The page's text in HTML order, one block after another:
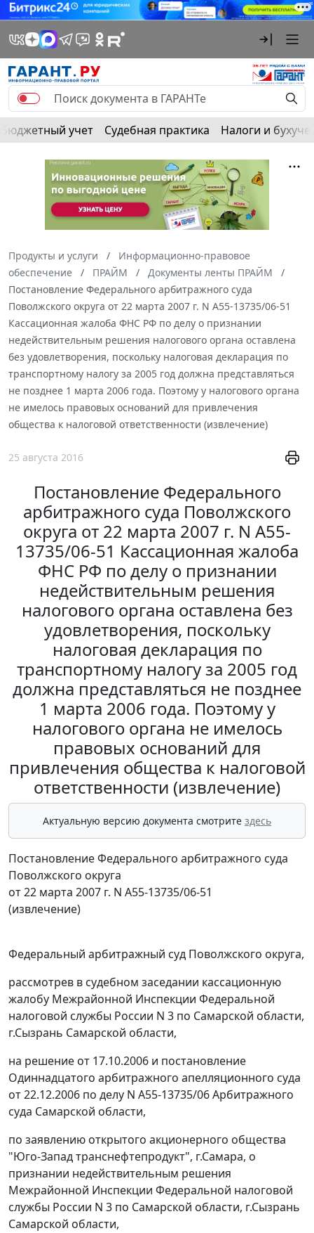
Бюджетный учет Судебная практика Налоги и
Продукты и услуги
Информационно-правовое
обеспечение
ПРАЙМ
Документы ленты ПРАЙМ
Постановление Федерального арбитражного суда
Поволжского округа от 22 марта 2007 г. N А55-13735/06-51
Кассационная жалоба ФНС РФ по делу о признании
недействительным решения налогового органа оставлена
без удовлетворения, поскольку налоговая декларация по
транспортному налогу за 2005 год должна представляться
не позднее 1 марта 2006 года. Поэтому у налогового органа
не имелось правовых оснований для привлечения
общества к налоговой ответственности (извлечение)
25 августа 2016
Постановление Федерального
арбитражного суда Поволжского
округа от 22 марта 2007 г. N А55-
13735/06-51 Кассационная жалоба
ФНС РФ по делу о признании
недействительным решения
налогового органа оставлена без
удовлетворения, поскольку
налоговая декларация по
транспортному налогу за 2005 год
должна представляться не позднее
1 марта 2006 года. Поэтому у
налогового органа не имелось
правовых оснований для
привлечения общества к налоговой
ответственности (извлечение)
Актуальную версию документа смотрите здесь
Постановление Федерального арбитражного суда
Поволжского округа
от 22 марта 2007 г. N А55-13735/06-51
(извлечение)
Федеральный арбитражный суд Поволжского округа,
рассмотрев в судебном заседании кассационную
жалобу Межрайонной Инспекции Федеральной
налоговой службы России N 3 по Самарской области,
г.Сызрань Самарской области,
на решение от 17.10.2006 и постановление
Одиннадцатого арбитражного апелляционного суда
от 22.12.2006 по делу N А55-13735/06 Арбитражного
суда Самарской области,
по заявлению открытого акционерного общества
"Юго-Запад транснефтепродукт", г.Самара, о
признании недействительным решения
Межрайонной Инспекции Федеральной налоговой
службы России N 3 по Самарской области, г.Сызрань
Самарской области,